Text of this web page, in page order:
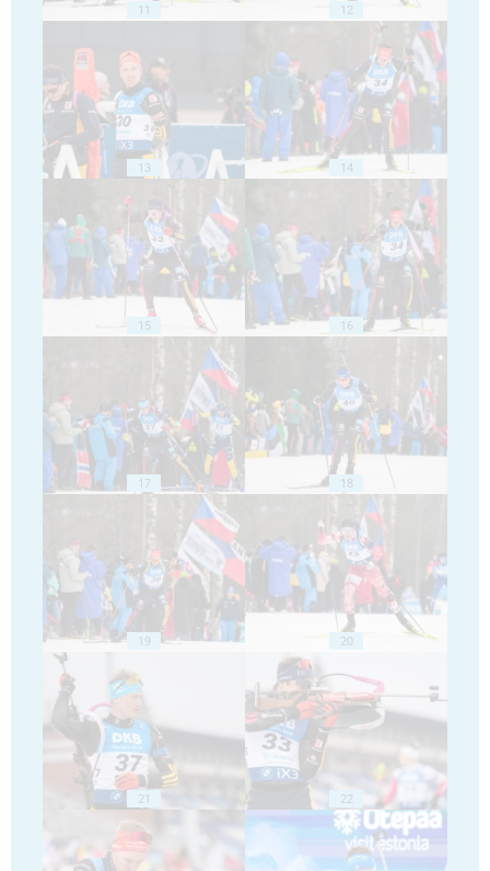
11 12
13 14
15 16
17 18
19 20
21 22